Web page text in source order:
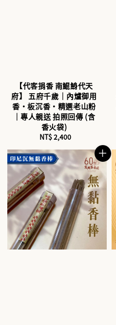
【代客捐香 南鯤鯓代天
府】 五府千歲｜內爐御用
香・板沉香・精選老山粉
｜專人親送 拍照回傳 (含
香火袋)
Regular
NT$ 2,400